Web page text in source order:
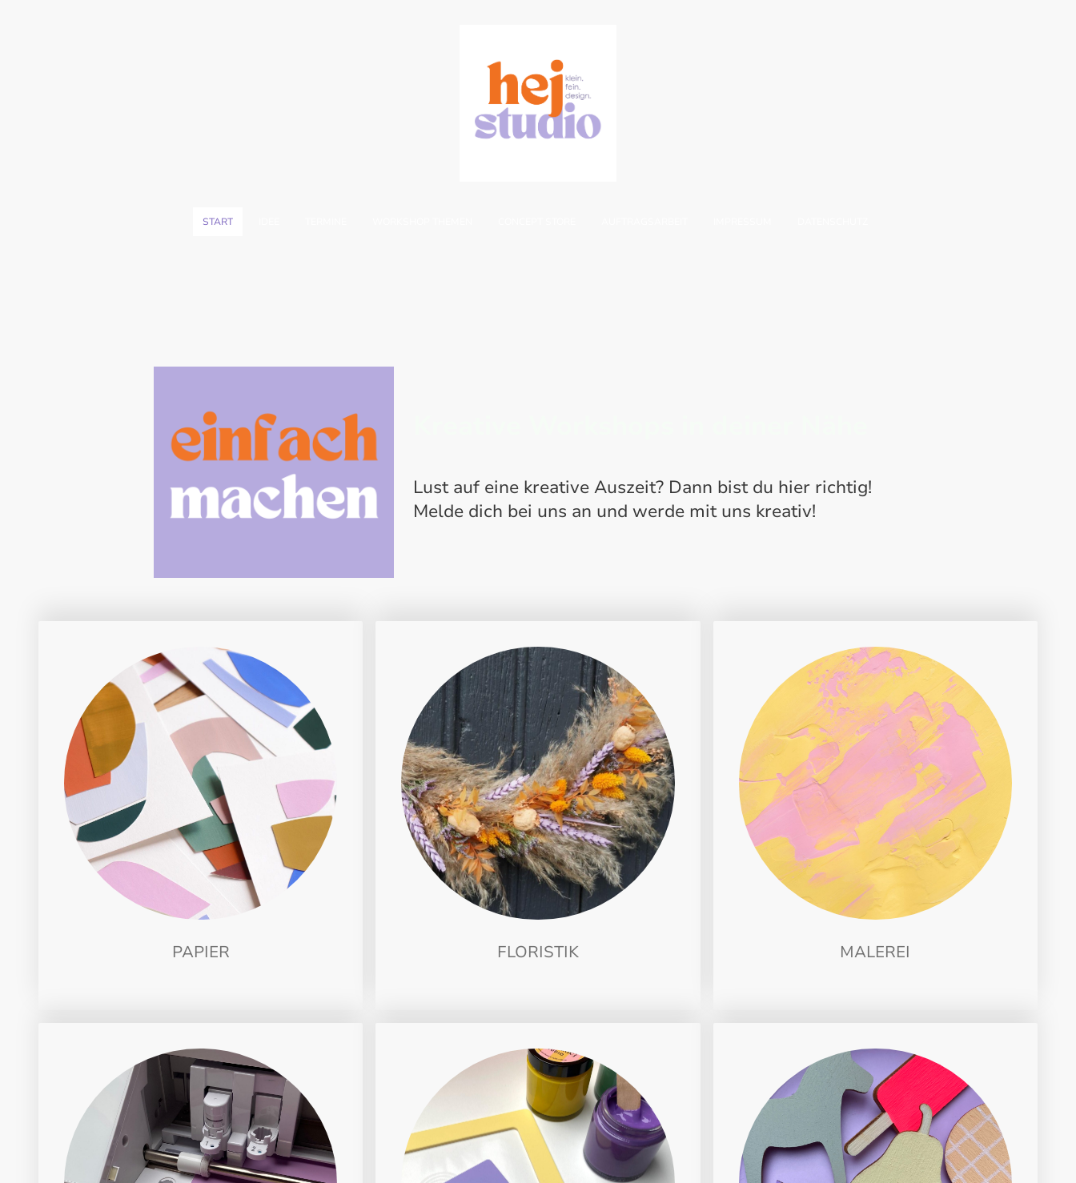
START
Lust auf eine kreative Auszeit? Dann bist du hier richtig!
Melde dich bei uns an und werde mit uns kreativ!
PAPIER FLORISTIK MALEREI